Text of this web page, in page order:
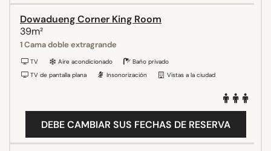
Dowadueng Corner King Room
39m²
1 Cama doble extragrande
TV Aire acondicionado
Baño privado
TV de pantalla plana
Insonorización Vistas a la ciudad
DEBE CAMBIAR SUS FECHAS DE RESERVA